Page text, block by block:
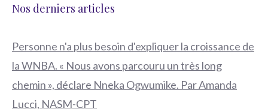
Nos derniers articles
Personne n'a plus besoin d'expliquer la croissance de
la WNBA. « Nous avons parcouru un très long
chemin », déclare Nneka Ogwumike. Par Amanda
Lucci, NASM-CPT